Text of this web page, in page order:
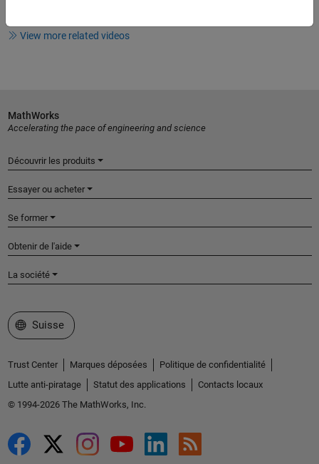
View more related videos
MathWorks
Accelerating the pace of engineering and science
Découvrir les produits
Essayer ou acheter
Se former
Obtenir de l'aide
La société
Sélectionner un site web
Suisse
Trust Center Marques déposées
Politique de confidentialité
Lutte anti-piratage
Statut des applications
Contacts locaux
© 1994-2026 The MathWorks, Inc.